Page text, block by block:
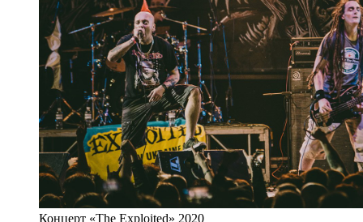
Концерт «The Exploited» 2020